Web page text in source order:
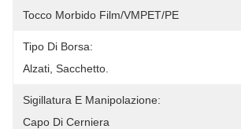
Tocco Morbido Film/VMPET/PE
Tipo Di Borsa:
Alzati, Sacchetto.
Sigillatura E Manipolazione:
Capo Di Cerniera